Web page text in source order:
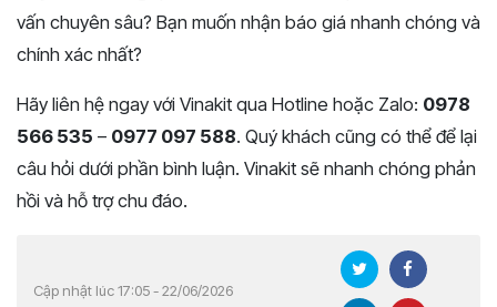
vấn chuyên sâu? Bạn muốn nhận báo giá nhanh chóng và
chính xác nhất?
Hãy liên hệ ngay với Vinakit qua Hotline hoặc Zalo: 0978
566 535 – 0977 097 588. Quý khách cũng có thể để lại
câu hỏi dưới phần bình luận. Vinakit sẽ nhanh chóng phản
hồi và hỗ trợ chu đáo.
Cập nhật lúc 17:05 - 22/06/2026